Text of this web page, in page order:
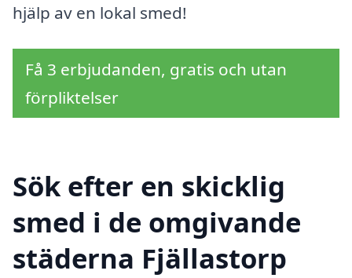
hjälp av en lokal smed!
Få 3 erbjudanden, gratis och utan
förpliktelser
Sök efter en skicklig
smed i de omgivande
städerna Fjällastorp